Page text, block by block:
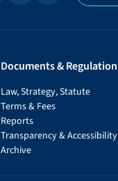
Documents & Regulation
Law, Strategy, Statute
Terms & Fees
Reports
Transparency & Accessibility
Archive